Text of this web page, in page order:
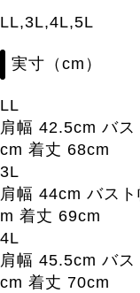
LL,3L,4L,5L
実寸（cm）
LL
肩幅 42.5cm バ
cm 着丈 68cm
3L
肩幅 44cm バス
m 着丈 69cm
4L
肩幅 45.5cm バ
cm 着丈 70cm